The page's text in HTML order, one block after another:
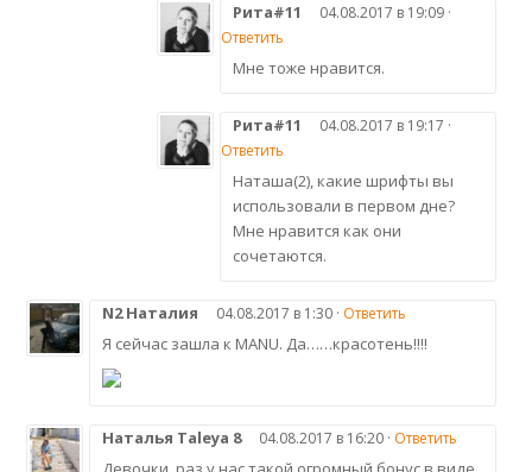
Рита#11
04.08.2017 в 19:09 ·
Ответить
Мне тоже нравится.
Рита#11
04.08.2017 в 19:17 ·
Ответить
Наташа(2), какие шрифты вы
использовали в первом дне?
Мне нравится как они
сочетаются.
N2 Наталия 04.08.2017 в 1:30 · Ответить
Я сейчас зашла к MANU. Да……красотень!!!!
Наталья Taleya 8 04.08.2017 в 16:20 · Ответить